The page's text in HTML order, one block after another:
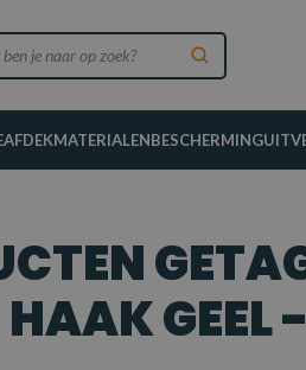
AFDEKMATERIALENBESCHERMING
HAAK GEEL